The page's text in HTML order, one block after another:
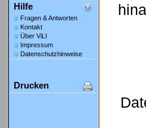
Hilfe
Fragen & Antworten
Kontakt
Über ViLI
Impressum
Datenschutzhinweise
Drucken